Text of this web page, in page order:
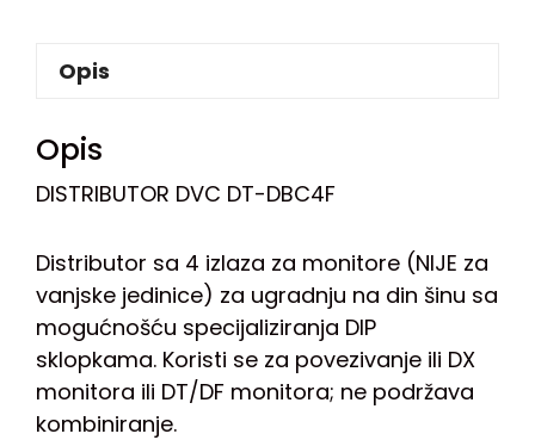
Opis
Opis
DISTRIBUTOR DVC DT-DBC4F
Distributor sa 4 izlaza za monitore (NIJE za
vanjske jedinice) za ugradnju na din šinu sa
mogućnošću specijaliziranja DIP
sklopkama. Koristi se za povezivanje ili DX
monitora ili DT/DF monitora; ne podržava
kombiniranje.